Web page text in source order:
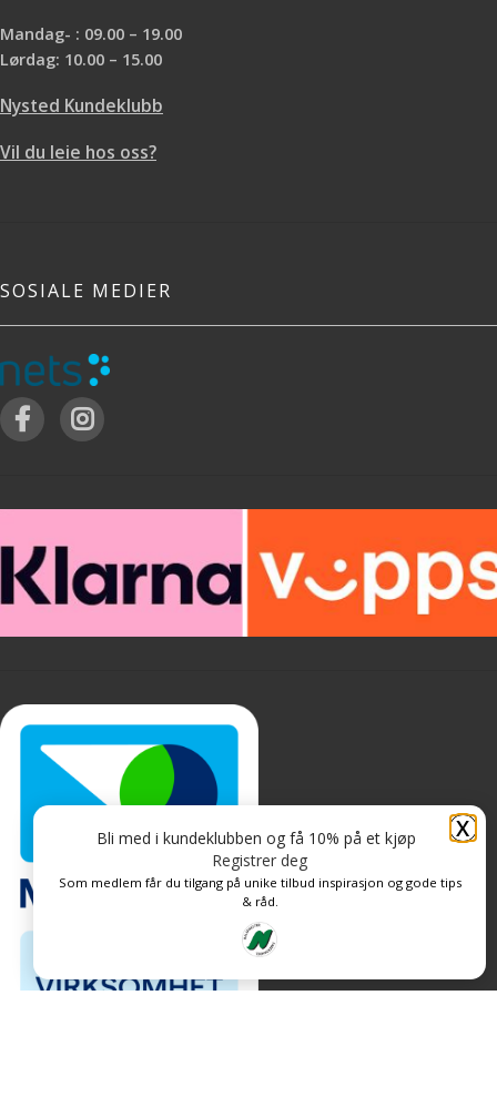
Mandag- : 09.00 – 19.00
Lørdag: 10.00 – 15.00
Nysted Kundeklubb
Vil du leie hos oss?
SOSIALE MEDIER
X
Bli med i kundeklubben og få 10% på et kjøp
Registrer deg
Som medlem får du tilgang på unike tilbud inspirasjon og gode tips
& råd.